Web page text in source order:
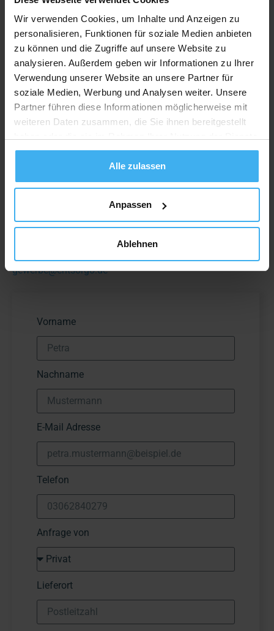
Wir verwenden Cookies, um Inhalte und Anzeigen zu
personalisieren, Funktionen für soziale Medien anbieten
zu können und die Zugriffe auf unsere Website zu
analysieren. Außerdem geben wir Informationen zu Ihrer
Verwendung unserer Website an unsere Partner für
soziale Medien, Werbung und Analysen weiter. Unsere
Partner führen diese Informationen möglicherweise mit
weiteren Daten zusammen, die Sie ihnen bereitgestellt
gesammelt haben.
Alle zulassen
Anpassen
Ablehnen
Erreiche uns telefonisch
Für private Anfragen:
0800 4493900
Für gewerbliche Anfragen:
0800 4493900
Erreiche uns per Mail
privat@entsorgo.de
gewerbe@entsorgo.de
Vorname
Nachname
E-Mail Adresse
Telefon
Anfrage von
Lieferort